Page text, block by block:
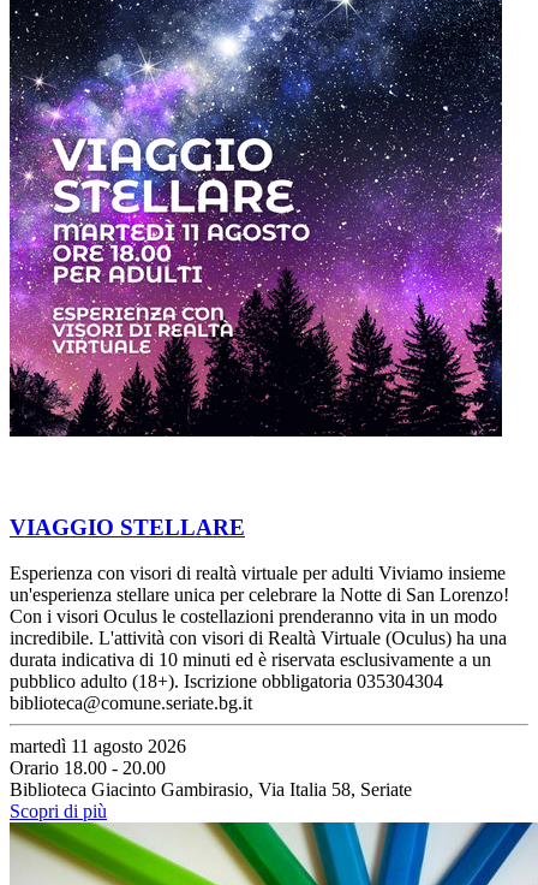
VIAGGIO STELLARE
Esperienza con visori di realtà virtuale per adulti Viviamo insieme
un'esperienza stellare unica per celebrare la Notte di San Lorenzo!
Con i visori Oculus le costellazioni prenderanno vita in un modo
incredibile. L'attività con visori di Realtà Virtuale (Oculus) ha una
durata indicativa di 10 minuti ed è riservata esclusivamente a un
pubblico adulto (18+). Iscrizione obbligatoria 035304304
biblioteca@comune.seriate.bg.it
martedì 11 agosto 2026
Orario 18.00 - 20.00
Biblioteca Giacinto Gambirasio, Via Italia 58, Seriate
Scopri di più